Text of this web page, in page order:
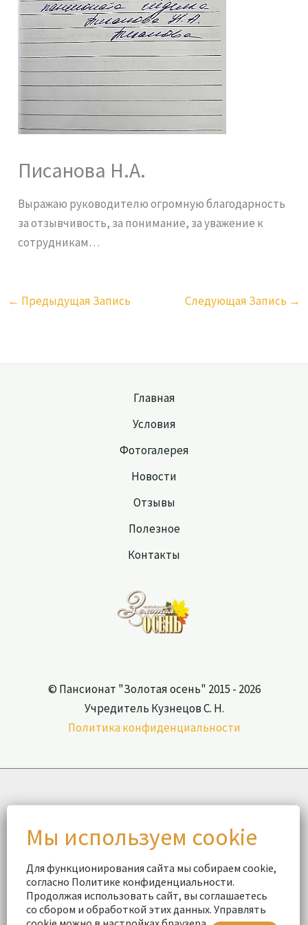
Писанова Н.А.
Выражаю руководителю огромную благодарность
за отзывчивость, за понимание, за уважение к
сотрудникам…
← Предыдущая Запись Следующая Запись →
Главная
Условия
Фотогалерея
Новости
Отзывы
Полезное
Контакты
© Пансионат "Золотая осень" 2015 - 2026
Учредитель Кузнецов С. Н.
Политика конфиденциальности
Для функционирования сайта мы собираем cookie,
согласно Политике конфиденциальности.
Продолжая использовать сайт, вы соглашаетесь
со сбором и обработкой этих данных. Управлять